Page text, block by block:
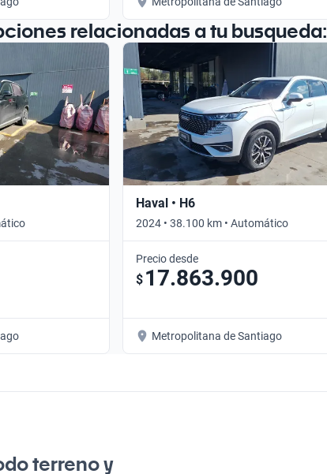
relacionadas a tu busqueda:
Haval • H6
2024 • 38.100 km • Automático
Precio desde
$ 17.863.900
Metropolitana de Santiago
terreno y